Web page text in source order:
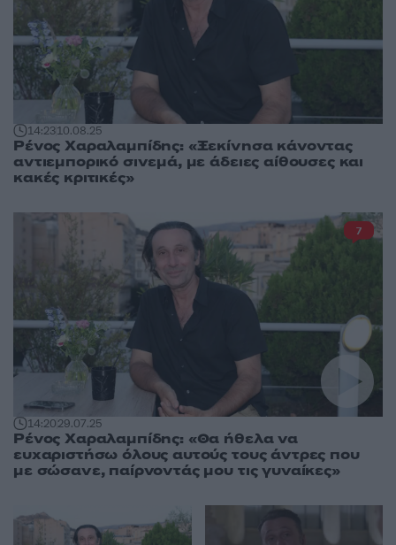
14:2310.08.25
Ρένος Χαραλαμπίδης: «Ξεκίνησα κάνοντας
αντιεμπορικό σινεμά, με άδειες αίθουσες και
κακές κριτικές»
14:2029.07.25
Ρένος Χαραλαμπίδης: «Θα ήθελα να
ευχαριστήσω όλους αυτούς τους άντρες που
με σώσανε, παίρνοντάς μου τις γυναίκες»
7